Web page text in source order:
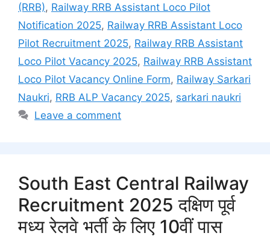
(RRB), Railway RRB Assistant Loco Pilot
Notification 2025, Railway RRB Assistant Loco
Pilot Recruitment 2025, Railway RRB Assistant
Loco Pilot Vacancy 2025, Railway RRB Assistant
Loco Pilot Vacancy Online Form, Railway Sarkari
Naukri, RRB ALP Vacancy 2025, sarkari naukri
Leave a comment
South East Central Railway
Recruitment 2025 दक्षिण पूर्व
मध्य रेलवे भर्ती के लिए 10वीं पास